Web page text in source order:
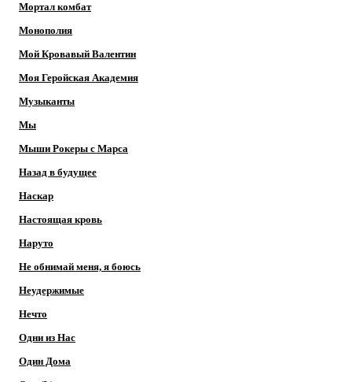
Мортал комбат
Монополия
Мой Кровавый Валентин
Моя Геройская Академия
Музыканты
Мы
Мыши Рокеры с Марса
Назад в будущее
Наскар
Настоящая кровь
Наруто
Не обнимай меня, я боюсь
Неудержимые
Нечто
Одни из Нас
Один Дома